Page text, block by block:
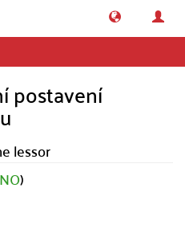
postavení
lessor
)